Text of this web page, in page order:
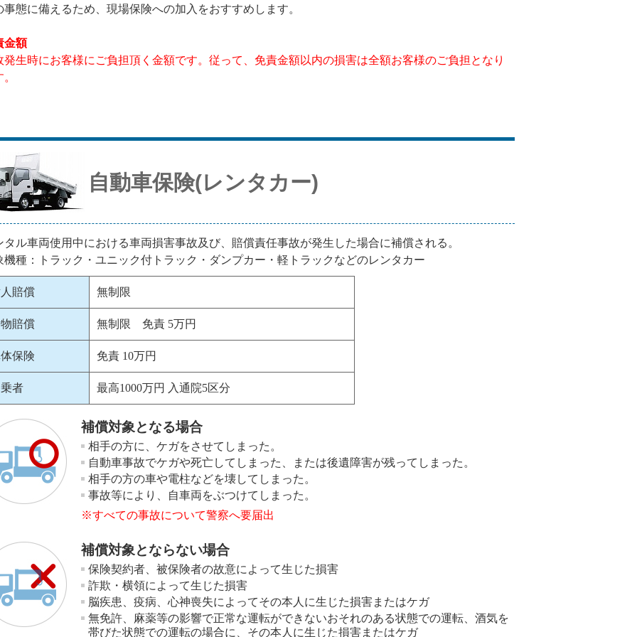
事態に備えるため、現場保険への加入をおすすめします。
金額
発生時にお客様にご負担頂く金額です。従って、免責金額以内の損害は全額お客様のご負担となり
自動車保険(レンタカー)
タル車両使用中における車両損害事故及び、賠償責任事故が発生した場合に補償される。
機種：トラック・ユニック付トラック・ダンプカー・軽トラックなどのレンタカー
賠償 無制限
賠償 無制限 免責 5万円
保険 免責 10万円
者 最高1000万円 入通院5区分
補償対象となる場合
相手の方に、ケガをさせてしまった。
自動車事故でケガや死亡してしまった、または後遺障害が残ってしまった。
相手の方の車や電柱などを壊してしまった。
事故等により、自車両をぶつけてしまった。
※すべての事故について警察へ要届出
補償対象とならない場合
保険契約者、被保険者の故意によって生じた損害
詐欺・横領によって生じた損害
脳疾患、疫病、心神喪失によってその本人に生じた損害またはケガ
無免許、麻薬等の影響で正常な運転ができないおそれのある状態での運転、酒気を
帯びた状態での運転の場合に、その本人に生じた損害またはケガ